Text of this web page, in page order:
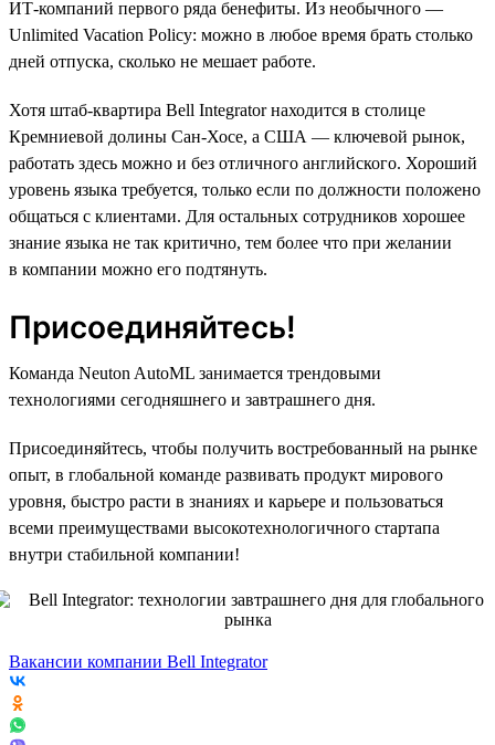
ИТ-компаний первого ряда бенефиты. Из необычного —
Unlimited Vacation Policy: можно в любое время брать столько
дней отпуска, сколько не мешает работе.
Хотя штаб-квартира Bell Integrator находится в столице
Кремниевой долины Сан-Хосе, а США — ключевой рынок,
работать здесь можно и без отличного английского. Хороший
уровень языка требуется, только если по должности положено
общаться с клиентами. Для остальных сотрудников хорошее
знание языка не так критично, тем более что при желании
в компании можно его подтянуть.
Присоединяйтесь!
Команда Neuton AutoML занимается трендовыми
технологиями сегодняшнего и завтрашнего дня.
Присоединяйтесь, чтобы получить востребованный на рынке
опыт, в глобальной команде развивать продукт мирового
уровня, быстро расти в знаниях и карьере и пользоваться
всеми преимуществами высокотехнологичного стартапа
внутри стабильной компании!
Вакансии компании Bell Integrator